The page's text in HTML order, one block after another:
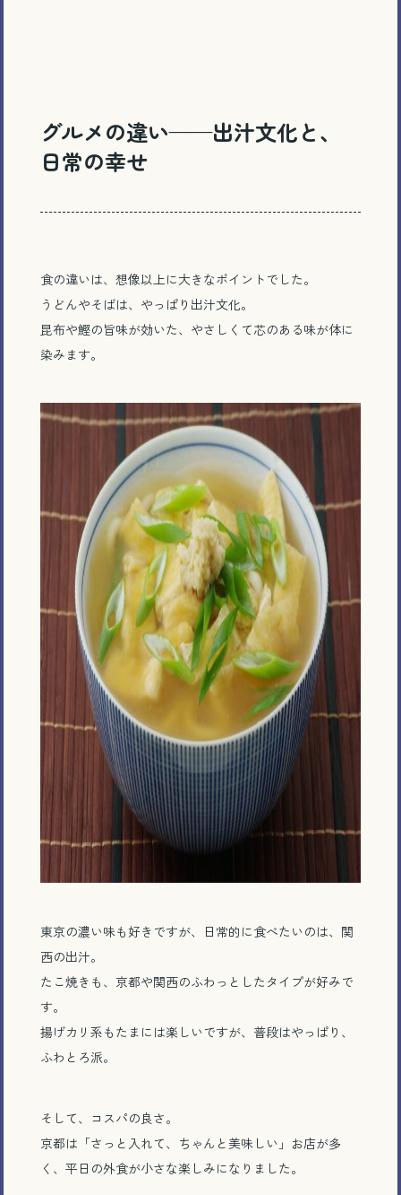
メール相談・面談予約
LINEで相談する
とじる
グルメの違い——出汁文化と、
日常の幸せ
食の違いは、想像以上に大きなポイントでした。
うどんやそばは、やっぱり出汁文化。
昆布や鰹の旨味が効いた、やさしくて芯のある味が体に
染みます。
東京の濃い味も好きですが、日常的に食べたいのは、関
西の出汁。
たこ焼きも、京都や関西のふわっとしたタイプが好みで
す。
揚げカリ系もたまには楽しいですが、普段はやっぱり、
ふわとろ派。
そして、コスパの良さ。
京都は「さっと入れて、ちゃんと美味しい」お店が多
く、平日の外食が小さな楽しみになりました。